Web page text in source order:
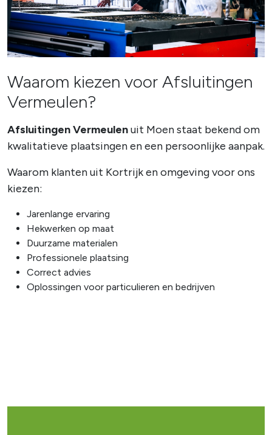
Waarom kiezen voor Afsluitingen
Vermeulen?
Afsluitingen Vermeulenuit Moen staat bekend om
kwalitatieve plaatsingen en een persoonlijke aanpak.
Waarom klanten uit Kortrijk en omgeving voor ons
kiezen:
Jarenlange ervaring
Hekwerken op maat
Duurzame materialen
Professionele plaatsing
Correct advies
Oplossingen voor particulieren en bedrijven